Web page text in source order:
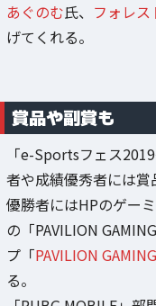
あぐのむ氏、 フォレス
げてくれる。
賞品や副賞も
「e-Sportsフェス
者や成績優秀者には賞
優勝者にはHPのゲー
の「PAVILION
プ「PAVILION
る。